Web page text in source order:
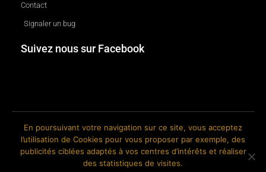
Contact
Signaler un bug
Suivez nous sur Facebook
© 2018-2026 The Ink Factory. Site web réalisé par Roland CAUVIN.
En poursuivant votre navigation sur ce site, vous acceptez
l’utilisation de Cookies pour vous proposer par exemple, des
publicités ciblées adaptés à vos centres d’intérêts et réaliser
des statistiques de visites.